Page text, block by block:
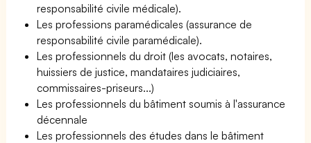
responsabilité civile médicale).
Les professions paramédicales (assurance de
responsabilité civile paramédicale).
Les professionnels du droit (les avocats, notaires,
huissiers de justice, mandataires judiciaires,
commissaires-priseurs...)
Les professionnels du bâtiment soumis à l'assurance
décennale
Les professionnels des études dans le bâtiment